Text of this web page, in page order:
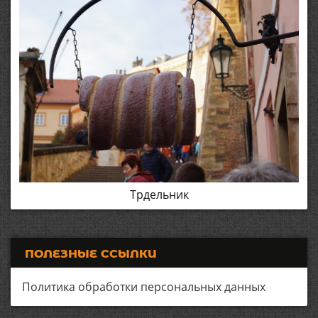
Трдельник
ПОЛЕЗНЫЕ ССЫЛКИ
Политика обработки персональных данных